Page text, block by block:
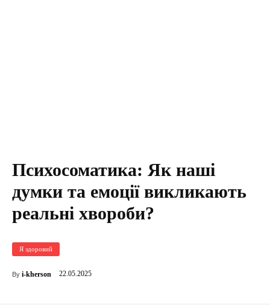
Психосоматика: Як наші
думки та емоції викликають
реальні хвороби?
Я здоровий
By i-kherson 22.05.2025